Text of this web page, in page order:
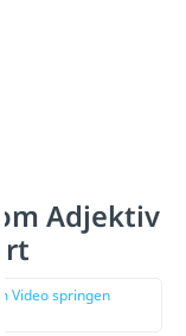
Adjektiv
Video springen